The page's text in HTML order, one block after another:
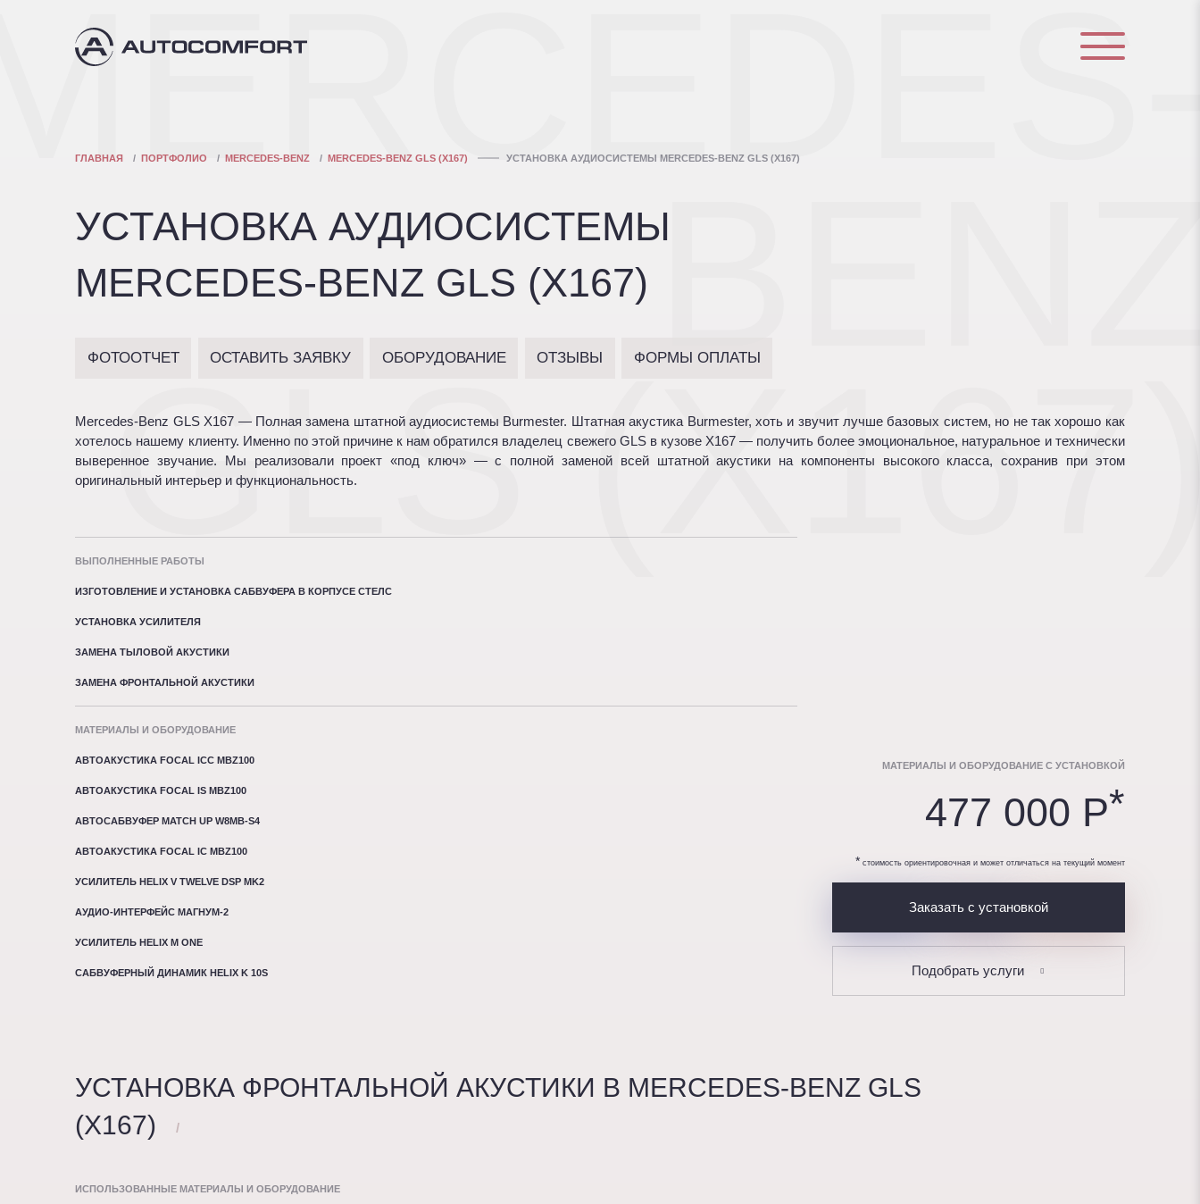
GLS
ГЛАВНАЯ ПОРТФОЛИО MERCEDES-BENZ MERCEDES-BENZ GLS (X167) УСТАНОВКА АУДИОСИСТЕМЫ MERCEDES-BENZ GLS (X167)
УСТАНОВКА АУДИОСИСТЕМЫ
MERCEDES-BENZ GLS (X167)
ФОТООТЧЕТ ОСТАВИТЬ ЗАЯВКУ ОБОРУДОВАНИЕ ОТЗЫВЫ ФОРМЫ ОПЛАТЫ
Mercedes-Benz GLS X167 — Полная замена штатной аудиосистемы Burmester. Штатная акустика Burmester, хоть и звучит лучше базовых систем, но не так хорошо как
хотелось нашему клиенту. Именно по этой причине к нам обратился владелец свежего GLS в кузове X167 — получить более эмоциональное, натуральное и технически
выверенное звучание. Мы реализовали проект «под ключ» — с полной заменой всей штатной акустики на компоненты высокого класса, сохранив при этом
оригинальный интерьер и функциональность.
ВЫПОЛНЕННЫЕ РАБОТЫ
ИЗГОТОВЛЕНИЕ И УСТАНОВКА САБВУФЕРА В КОРПУСЕ СТЕЛС
УСТАНОВКА УСИЛИТЕЛЯ
ЗАМЕНА ТЫЛОВОЙ АКУСТИКИ
ЗАМЕНА ФРОНТАЛЬНОЙ АКУСТИКИ
МАТЕРИАЛЫ И ОБОРУДОВАНИЕ
АВТОАКУСТИКА FOCAL ICC MBZ100
АВТОАКУСТИКА FOCAL IS MBZ100
АВТОСАБВУФЕР MATCH UP W8MB-S4
АВТОАКУСТИКА FOCAL IC MBZ100
УСИЛИТЕЛЬ HELIX V TWELVE DSP MK2
АУДИО-ИНТЕРФЕЙС МАГНУМ-2
УСИЛИТЕЛЬ HELIX M ONE
САБВУФЕРНЫЙ ДИНАМИК HELIX K 10S
МАТЕРИАЛЫ И ОБОРУДОВАНИЕ С УСТАНОВКОЙ
477 000 P*
*стоимость ориентировочная и может отличаться на текущий момент
Заказать с установкой
Подобрать услуги
УСТАНОВКА ФРОНТАЛЬНОЙ АКУСТИКИ В MERCEDES-BENZ GLS
(X167)
/
ИСПОЛЬЗОВАННЫЕ МАТЕРИАЛЫ И ОБОРУДОВАНИЕ